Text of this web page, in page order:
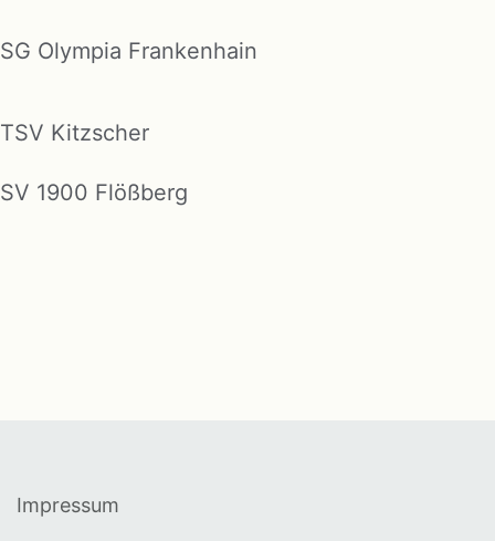
SG Olympia Frankenhain
TSV Kitzscher
SV 1900 Flößberg
Impressum